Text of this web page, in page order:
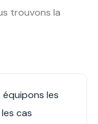
trouvons la
équipons les
cas